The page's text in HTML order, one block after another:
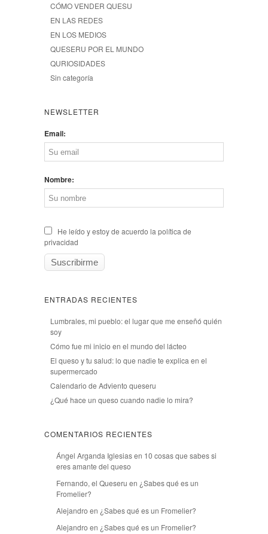
CÓMO VENDER QUESU
EN LAS REDES
EN LOS MEDIOS
QUESERU POR EL MUNDO
QURIOSIDADES
Sin categoría
NEWSLETTER
Email:
Nombre:
He leído y estoy de acuerdo la política de
privacidad
ENTRADAS RECIENTES
Lumbrales, mi pueblo: el lugar que me enseñó quién
soy
Cómo fue mi inicio en el mundo del lácteo
El queso y tu salud: lo que nadie te explica en el
supermercado
Calendario de Adviento queseru
¿Qué hace un queso cuando nadie lo mira?
COMENTARIOS RECIENTES
Ángel Arganda Iglesiasen 10 cosas que sabes si
eres amante del queso
Fernando, el Queseru en ¿Sabes qué es un
Fromelier?
Alejandro en ¿Sabes qué es un Fromelier?
Alejandro en ¿Sabes qué es un Fromelier?